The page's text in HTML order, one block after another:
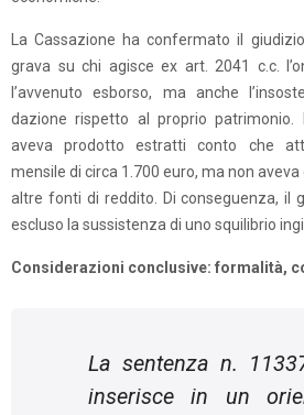
La Cassazione ha confermato il
grava su chi agisce ex art. 2041 c.c.
l’avvenuto esborso, ma anche
dazione rispetto al proprio patrimonio.
aveva prodotto estratti conto che
mensile di circa 1.700 euro, ma non
altre fonti di reddito. Di conseguenza, il
escluso la sussistenza di uno squilibrio
Considerazioni conclusive: formalità,
La sentenza n.
inserisce in un